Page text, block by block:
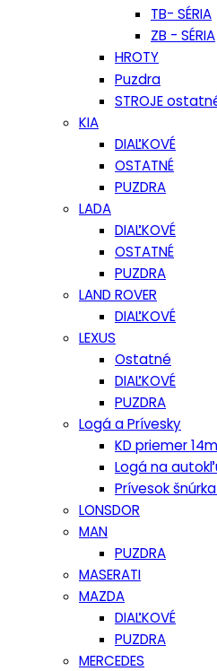
TB- SÉRIA
ZB - SÉRIA
HROTY
Puzdra
STROJE
KIA
DIAĽKOVÉ
OSTATNÉ
PUZDRA
LADA
DIAĽKOVÉ
OSTATNÉ
PUZDRA
LAND ROVER
DIAĽKOVÉ
LEXUS
Ostatné
DIAĽKOVÉ
PUZDRA
Logá a Prívesky
KD priemer
Logá na
Prívesok
LONSDOR
MAN
PUZDRA
MASERATI
MAZDA
DIAĽKOVÉ
PUZDRA
MERCEDES